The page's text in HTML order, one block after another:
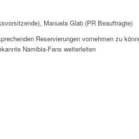
Manuela Glab (PR Beauftragte)
Reservierungen vornehmen zu
Namibia-Fans weiterleiten